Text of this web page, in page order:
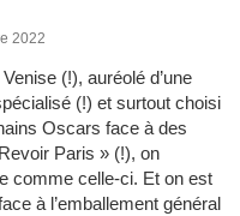
2022
(!), auréolé d’une
(!) et surtout choisi
Oscars face à des
Paris » (!), on
comme celle-ci. Et on est
à l’emballement général